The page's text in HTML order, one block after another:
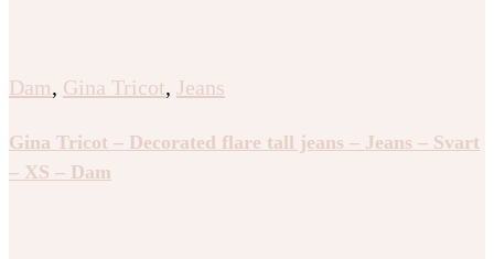
Dam, Gina Tricot, Jeans
Gina Tricot – Decorated flare tall jeans – Jeans – Svart
– XS – Dam